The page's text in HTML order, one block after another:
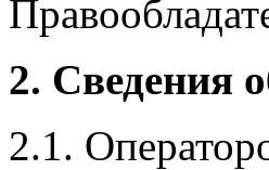
2. Сведения
2.1.